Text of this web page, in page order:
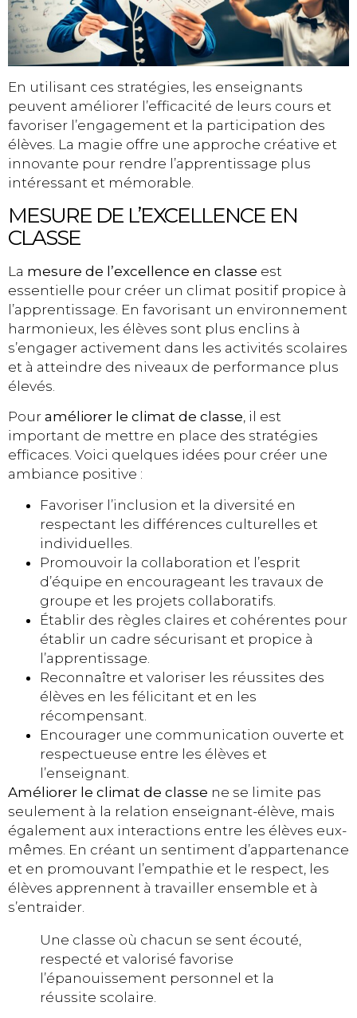
En utilisant ces stratégies, les enseignants
peuvent améliorer l’efficacité de leurs cours et
favoriser l’engagement et la participation des
élèves. La magie offre une approche créative et
innovante pour rendre l’apprentissage plus
intéressant et mémorable.
MESURE DE L’EXCELLENCE EN
CLASSE
La mesure de l’excellence en classe est
essentielle pour créer un climat positif propice à
l’apprentissage. En favorisant un environnement
harmonieux, les élèves sont plus enclins à
s’engager activement dans les activités scolaires
et à atteindre des niveaux de performance plus
élevés.
Pour améliorer le climat de classe, il est
important de mettre en place des stratégies
efficaces. Voici quelques idées pour créer une
ambiance positive :
Favoriser l’inclusion et la diversité en
respectant les différences culturelles et
individuelles.
Promouvoir la collaboration et l’esprit
d’équipe en encourageant les travaux de
groupe et les projets collaboratifs.
Établir des règles claires et cohérentes pour
établir un cadre sécurisant et propice à
l’apprentissage.
Reconnaître et valoriser les réussites des
élèves en les félicitant et en les
récompensant.
Encourager une communication ouverte et
respectueuse entre les élèves et
l’enseignant.
Améliorer le climat de classe ne se limite pas
seulement à la relation enseignant-élève, mais
également aux interactions entre les élèves eux-
mêmes. En créant un sentiment d’appartenance
et en promouvant l’empathie et le respect, les
élèves apprennent à travailler ensemble et à
s’entraider.
Une classe où chacun se sent écouté,
respecté et valorisé favorise
l’épanouissement personnel et la
réussite scolaire.